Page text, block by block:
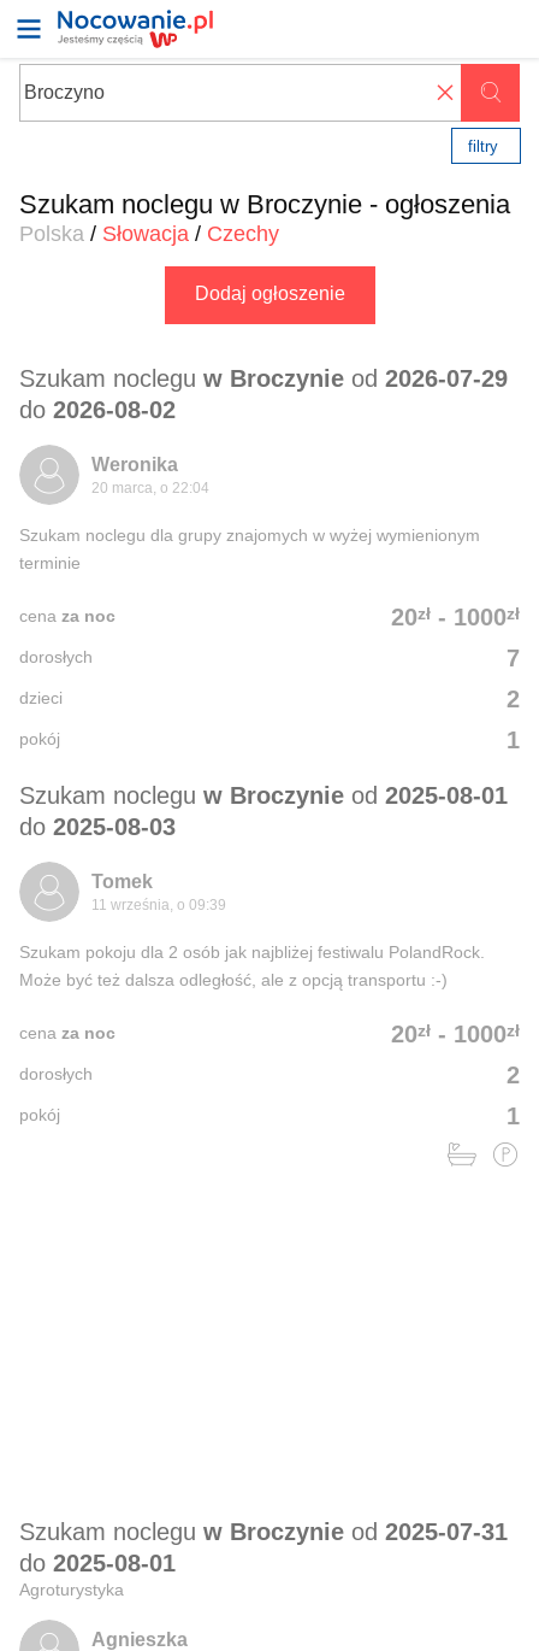
✖
filtry
Szukam noclegu w Broczynie - ogłoszenia
Polska / Słowacja / Czechy
Dodaj ogłoszenie
Szukam noclegu w Broczynie od 2026-07-29
do 2026-08-02
Weronika
20 marca, o 22:04
Szukam noclegu dla grupy znajomych w wyżej wymienionym
terminie
20zł - 1000zł
cena za noc
7
dorosłych
2
dzieci
1
pokój
Szukam noclegu w Broczynie od 2025-08-01
do 2025-08-03
Tomek
11 września, o 09:39
Szukam pokoju dla 2 osób jak najbliżej festiwalu PolandRock.
Może być też dalsza odległość, ale z opcją transportu :-)
20zł - 1000zł
cena za noc
2
dorosłych
1
pokój
Szukam noclegu w Broczynie od 2025-07-31
do 2025-08-01
Agroturystyka
Agnieszka